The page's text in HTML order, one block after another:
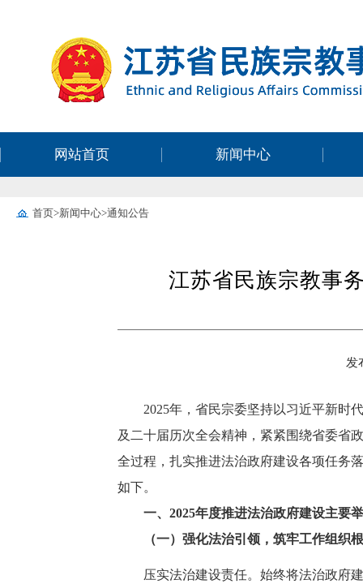
网站首页 新闻中心
首页>新闻中心>通知公告
江苏省民族宗教事
发
2025年，省民宗委坚持以习近平新时
及二十届历次全会精神，紧紧围绕省委省
全过程，扎实推进法治政府建设各项任务
如下。
一、2025年度推进法治政府建设主要
（一）强化法治引领，筑牢工作组织
压实法治建设责任。始终将法治政府